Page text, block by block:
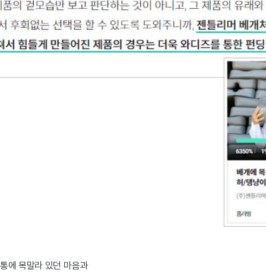
에 목말라 있던 마음과